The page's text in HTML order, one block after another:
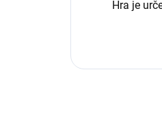
Hra je